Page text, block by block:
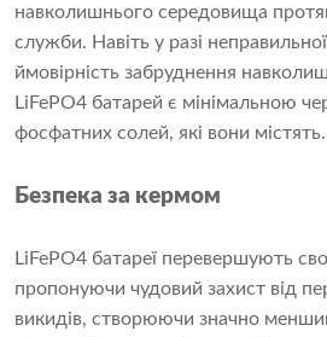
навколишнього середовища
служби. Навіть у разі неправильної
ймовірність забруднення
LiFePO4 батарей є мінімальною
фосфатних солей, які вони містять.
Безпека за кермом
LiFePO4 батареї перевершують
пропонуючи чудовий захист від
викидів, створюючи значно